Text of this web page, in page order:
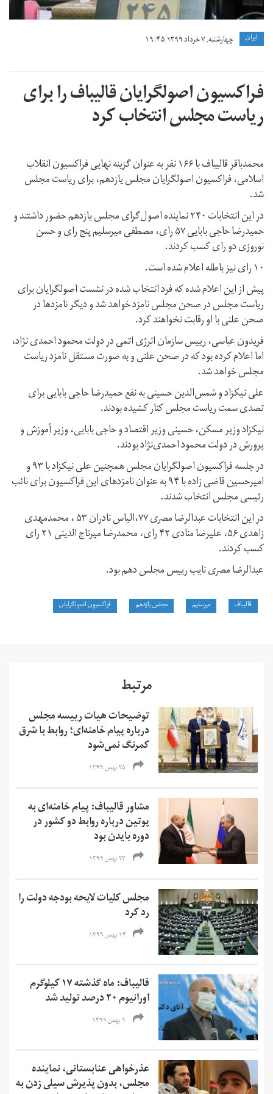
ايران چهارشنبه, ۷ خرداد ۱۳۹۹ ۱۹:۴۵
فراکسیون اصولگرایان قالیباف را برای
ریاست مجلس انتخاب کرد
محمدباقر قالیباف با ۱۶۶ نفر به عنوان گزینه نهایی فراکسیون انقلاب
اسلامی، فراکسیون اصولگرایان مجلس یازدهم، برای ریاست مجلس
شد.
در این انتخابات ۲۴۰ نماینده اصول‌گرای مجلس یازدهم حضور داشتند و
حمیدرضا حاجی بابایی ۵۷ رای، مصطفی میرسلیم پنج رای و حسن
نوروزی دو رای کسب کردند.
۱۰ رای نیز باطله اعلام شده است.
پیش از این اعلام شده که فرد انتخاب شده در نشست اصولگرایان برای
ریاست مجلس در صحن مجلس نامزد خواهد شد و دیگر نامزدها در
صحن علنی با او رقابت نخواهند کرد.
فریدون عباسی، رییس سازمان انرژی اتمی در دولت محمود احمدی نژاد،
اما اعلام کرده بود که در صحن علنی و به صورت مستقل نامزد ریاست
مجلس خواهد شد.
علی نیکزاد و شمس‌الدین حسینی به نفع حمیدرضا حاجی بابایی برای
تصدی سمت ریاست مجلس کنار کشیده بودند.
نیکزاد وزیر مسکن، حسینی وزیر اقتصاد و حاجی بابایی، وزیر آموزش و
پرورش در دولت محمود احمدی‌نژاد بودند.
در جلسه فراکسیون اصولگرایان مجلس همچنین علی نیکزاد با ۹۳ و
امیرحسین قاضی زاده با ۹۴ به عنوان نامزدهای این فراکسیون برای نائب
رئیسی مجلس انتخاب شدند.
در این انتخابات عبدالرضا مصری ۷۷،الیاس نادران ۵۳ ، محمدمهدی
زاهدی ۵۶، علیرضا منادی ۴۲ رای، محمدرضا میرتاج الدینی ۲۱ رای
کسب کردند.
عبدالرضا مصری نایب رییس مجلس دهم بود.
قالیباف میرسلیم مجلس یازدهم فراکسیون اصولگرایان
مرتبط
توضیحات هیات رییسه مجلس
درباره پیام خامنه‌ای؛ روابط با شرق
کمرنگ نمی‌شود
۲۵ بهمن ۱۳۹۹
مشاور قالیباف: پیام خامنه‌ای به
پوتین درباره روابط دو کشور در
دوره بایدن بود
۲۳ بهمن ۱۳۹۹
مجلس کلیات لایحه بودجه دولت را
رد کرد
۱۴ بهمن ۱۳۹۹
قالیباف: ماه گذشته ۱۷ کیلوگرم
اورانیوم ۲۰ درصد تولید شد
۹ بهمن ۱۳۹۹
عذرخواهی عنابستانی، نماینده
مجلس، بدون پذیرش سیلی زدن به